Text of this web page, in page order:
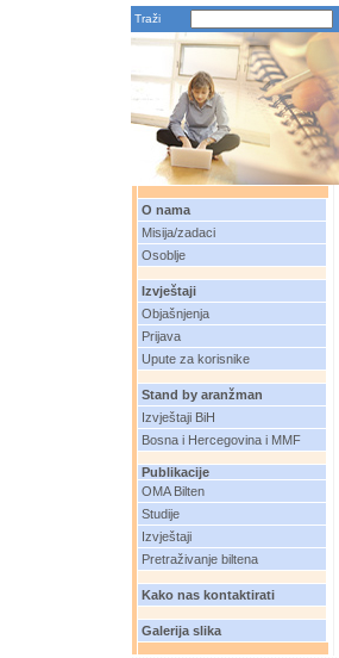
Traži
O nama
Misija/zadaci
Osoblje
Izvještaji
Objašnjenja
Prijava
Upute za korisnike
Stand by aranžman
Izvještaji BiH
Bosna i Hercegovina i MMF
Publikacije
OMA Bilten
Studije
Izvještaji
Pretraživanje biltena
Kako nas kontaktirati
Galerija slika